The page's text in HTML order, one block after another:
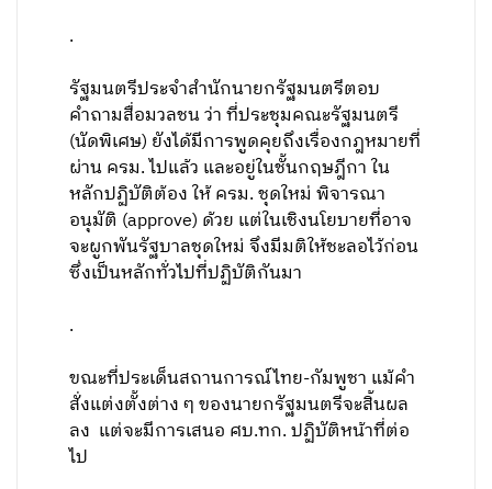
.
รัฐมนตรีประจำสำนักนายกรัฐมนตรีตอบ
คำถามสื่อมวลชน ว่า ที่ประชุมคณะรัฐมนตรี
(นัดพิเศษ) ยังได้มีการพูดคุยถึงเรื่องกฎหมายที่
ผ่าน ครม. ไปแล้ว และอยู่ในชั้นกฤษฎีกา ใน
หลักปฏิบัติต้อง ให้ ครม. ชุดใหม่ พิจารณา
อนุมัติ (approve) ด้วย แต่ในเชิงนโยบายที่อาจ
จะผูกพันรัฐบาลชุดใหม่ จึงมีมติให้ชะลอไว้ก่อน
ซึ่งเป็นหลักทั่วไปที่ปฏิบัติกันมา
.
ขณะที่ประเด็นสถานการณ์ไทย-กัมพูชา แม้คำ
สั่งแต่งตั้งต่าง ๆ ของนายกรัฐมนตรีจะสิ้นผล
ลง แต่จะมีการเสนอ ศบ.ทก. ปฏิบัติหน้าที่ต่อ
ไป